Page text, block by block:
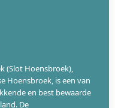
(Slot Hoensbroek),
Hoensbroek, is een van
en best bewaarde
De